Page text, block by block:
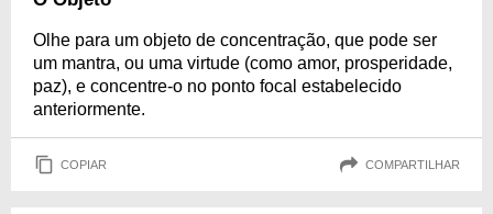
Olhe para um objeto de concentração, que pode ser
um mantra, ou uma virtude (como amor, prosperidade,
paz), e concentre-o no ponto focal estabelecido
anteriormente.
COPIAR COMPARTILHAR